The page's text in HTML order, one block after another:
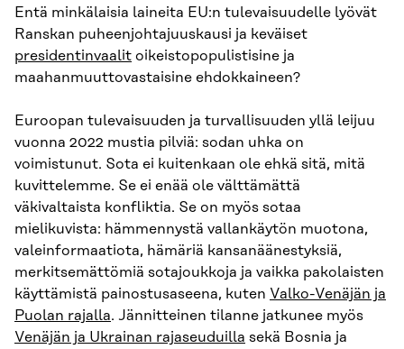
Entä minkälaisia laineita EU:n tulevaisuudelle lyövät
Ranskan puheenjohtajuuskausi ja keväiset
presidentinvaalit oikeistopopulistisine ja
maahanmuuttovastaisine ehdokkaineen?
Euroopan tulevaisuuden ja turvallisuuden yllä leijuu
vuonna 2022 mustia pilviä: sodan uhka on
voimistunut. Sota ei kuitenkaan ole ehkä sitä, mitä
kuvittelemme. Se ei enää ole välttämättä
väkivaltaista konfliktia. Se on myös sotaa
mielikuvista: hämmennystä vallankäytön muotona,
valeinformaatiota, hämäriä kansanäänestyksiä,
merkitsemättömiä sotajoukkoja ja vaikka pakolaisten
käyttämistä painostusaseena, kuten Valko-Venäjän ja
Puolan rajalla. Jännitteinen tilanne jatkunee myös
Venäjän ja Ukrainan rajaseuduilla sekä Bosnia ja